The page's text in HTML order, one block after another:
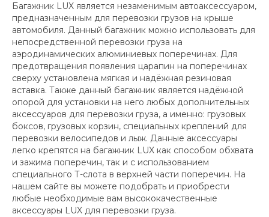
Багажник LUX является незаменимым автоаксессуаром,
предназначенным для перевозки грузов на крыше
автомобиля. Данный багажник можно использовать для
непосредственной перевозки груза на
аэродинамических алюминиевых поперечинах. Для
предотвращения появления царапин на поперечинах
сверху установлена мягкая и надёжная резиновая
вставка. Также данный багажник является надёжной
опорой для установки на него любых дополнительных
аксессуаров для перевозки груза, а именно: грузовых
боксов, грузовых корзин, специальных креплений для
перевозки велосипедов и лыж. Данные аксессуары
легко крепятся на багажник LUX как способом обхвата
и зажима поперечин, так и с использованием
специального Т-слота в верхней части поперечин. На
нашем сайте вы можете подобрать и приобрести
любые необходимые вам высококачественные
аксессуары LUX для перевозки груза.